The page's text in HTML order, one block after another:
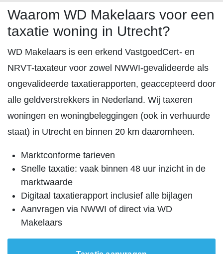
Waarom WD Makelaars voor een
taxatie woning in Utrecht?
WD Makelaars is een erkend VastgoedCert- en
NRVT-taxateur voor zowel NWWI-gevalideerde als
ongevalideerde taxatierapporten, geaccepteerd door
alle geldverstrekkers in Nederland. Wij taxeren
woningen en woningbeleggingen (ook in verhuurde
staat) in Utrecht en binnen 20 km daaromheen.
Marktconforme tarieven
Snelle taxatie: vaak binnen 48 uur inzicht in de
marktwaarde
Digitaal taxatierapport inclusief alle bijlagen
Aanvragen via NWWI of direct via WD
Makelaars